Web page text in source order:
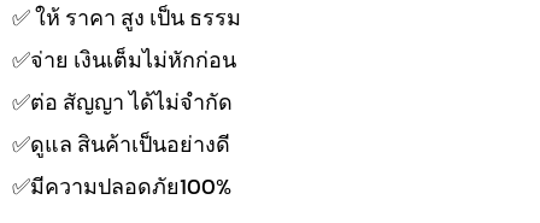
✅️ ให้ ราคา สูง เป็น ธรรม
✅️จ่าย เงินเต็มไม่หักก่อน
✅️ต่อ สัญญา ได้ไม่จำกัด
✅️ดูแล สินค้าเป็นอย่างดี
✅️มีความปลอดภัย100%